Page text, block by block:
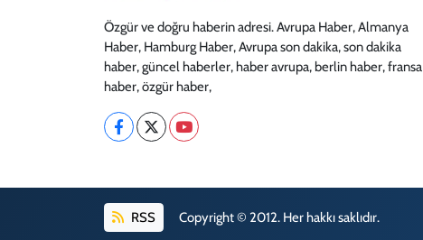
Özgür ve doğru haberin adresi. Avrupa Haber, Almanya
Haber, Hamburg Haber, Avrupa son dakika, son dakika
haber, güncel haberler, haber avrupa, berlin haber, fransa
haber, özgür haber,
RSS Copyright © 2012. Her hakkı saklıdır.